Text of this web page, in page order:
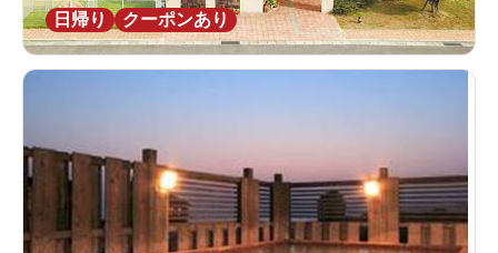
日帰り
クーポンあり